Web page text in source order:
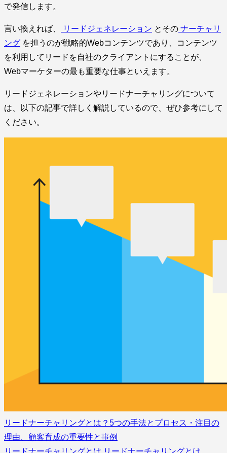
で発信します。
言い換えれば、 リードジェネレーション とその ナーチャリ
ング を担うのが戦略的Webコンテンツであり、コンテンツ
を利用してリードを自社のクライアントにすることが、
Webマーケターの最も重要な仕事といえます。
リードジェネレーションやリードナーチャリングについて
は、以下の記事で詳しく解説しているので、ぜひ参考にして
ください。
リードナーチャリングとは？5つの手法とプロセス・注目の
理由、顧客育成の重要性と事例
リードナーチャリングとは リードナーチャリングとは、